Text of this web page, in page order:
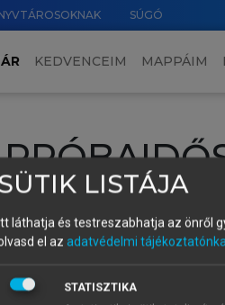
SÚGÓ
KEDVENCEIM MAPPÁIM
megtekintéséhez lépj be a
Új felhasználóként1 óra
elindításához,
A regisztráció után a
LISTÁJA
láthatja és testreszabhatja az önről
el az adatvédelmi
STATISZTIKA